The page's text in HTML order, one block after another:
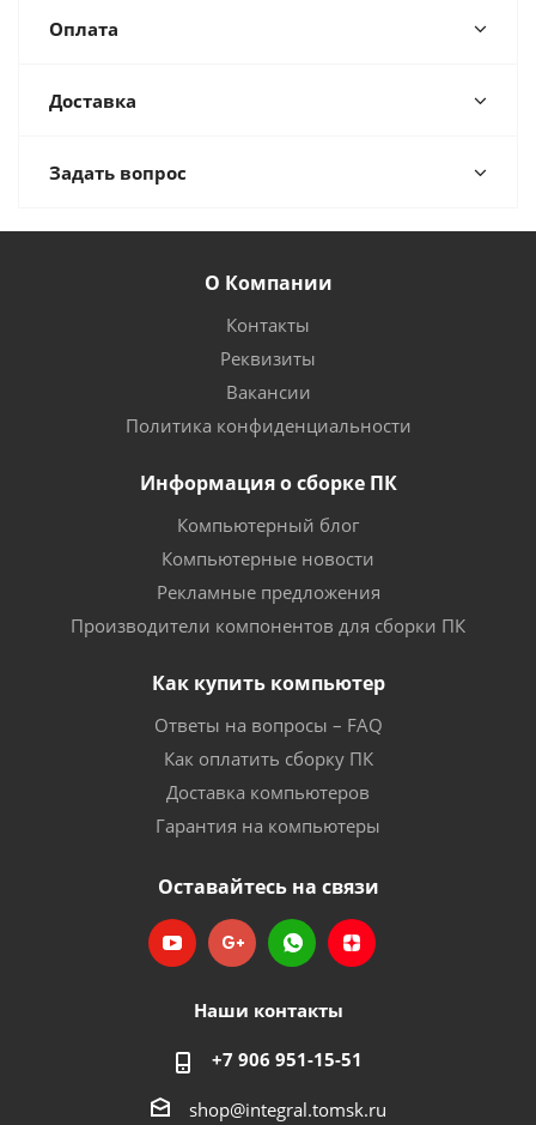
Оплата
Доставка
Задать вопрос
О Компании
Контакты
Реквизиты
Вакансии
Политика конфиденциальности
Информация о сборке ПК
Компьютерный блог
Компьютерные новости
Рекламные предложения
Производители компонентов для сборки ПК
Как купить компьютер
Ответы на вопросы – FAQ
Как оплатить сборку ПК
Доставка компьютеров
Гарантия на компьютеры
Оставайтесь на связи
Наши контакты
+7 906 951-15-51
shop@integral.tomsk.ru